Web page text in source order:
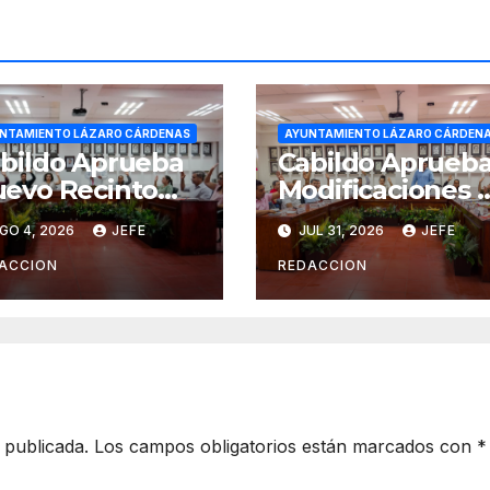
LÁZARO CÁRDENAS
Aprueba
Recinto
2do. Informe
Gobierno
4, 2026 JEFE
AYUNTAMIENTO LÁZARO
Cabildo
Modificaciones
Presupuesto en
CAPALAC
JUL 31, 2026 JEFE
REDACCION
Los campos obligatorios están marcados con *